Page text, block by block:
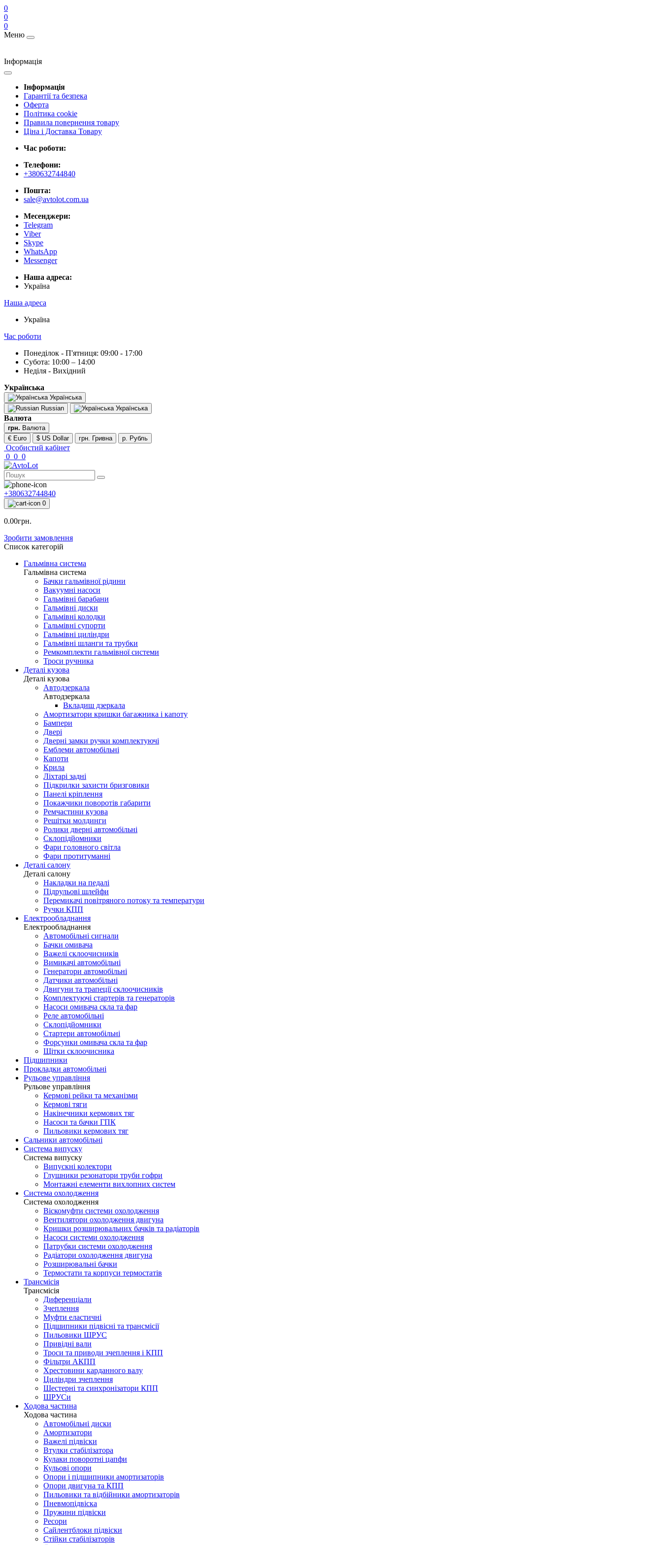
0
0
0
Меню
Інформація
Інформація
Гарантії та безпека
Оферта
Політика cookie
Правила повернення товару
Ціна і Доставка Товару
Час роботи:
Телефони:
+380632744840
Пошта:
sale@avtolot.com.ua
Месенджери:
Telegram
Viber
Skype
WhatsApp
Messenger
Наша адреса:
Українa
Наша адреса
Українa
Час роботи
Понеділок - П'ятниця: 09:00 - 17:00
Субота: 10:00 – 14:00
Неділя - Вихідний
Українська
Українська
Russian
Українська
Валюта
грн. Валюта
€ Euro
$ US Dollar грн. Гривна р. Рубль
Особистий кабінет
0 0 0
+380632744840
0
0.00грн.
Зробити замовлення
Список категорій
Гальмівна система
Гальмівна система
Бачки гальмівної рідини
Вакуумні насоси
Гальмівні барабани
Гальмівні диски
Гальмівні колодки
Гальмівні супорти
Гальмівні циліндри
Гальмівні шланги та трубки
Ремкомплекти гальмівної системи
Троси ручника
Деталі кузова
Деталі кузова
Автодзеркала
Автодзеркала
Вкладиш дзеркала
Амортизатори кришки багажника і капоту
Бампери
Двері
Дверні замки ручки комплектуючі
Емблеми автомобільні
Капоти
Крила
Ліхтарі задні
Підкрилки захисти бризговики
Панелі кріплення
Покажчики поворотів габарити
Ремчастини кузова
Решітки молдинги
Ролики дверні автомобільні
Склопідйомники
Фари головного світла
Фари протитуманні
Деталі салону
Деталі салону
Накладки на педалі
Підрульові шлейфи
Перемикачі повітряного потоку та температури
Ручки КПП
Електрообладнання
Електрообладнання
Автомобільні сигнали
Бачки омивача
Важелі склоочисників
Вимикачі автомобільні
Генератори автомобільні
Датчики автомобільні
Двигуни та трапеції склоочисників
Комплектуючі стартерів та генераторів
Насоси омивача скла та фар
Реле автомобільні
Склопідйомники
Стартери автомобільні
Форсунки омивача скла та фар
Щітки склоочисника
Підшипники
Прокладки автомобільні
Рульове управління
Рульове управління
Кермові рейки та механізми
Кермові тяги
Накінечники кермових тяг
Насоси та бачки ГПК
Пильовики кермових тяг
Сальники автомобільні
Система випуску
Система випуску
Випускні колектори
Глушники резонатори труби гофри
Монтажні елементи вихлопних систем
Система охолодження
Система охолодження
Віскомуфти системи охолодження
Вентилятори охолодження двигуна
Кришки розширювальних бачків та радіаторів
Насоси системи охолодження
Патрубки системи охолодження
Радіатори охолодження двигуна
Розширювальні бачки
Термостати та корпуси термостатів
Трансмісія
Трансмісія
Диференціали
Зчеплення
Муфти еластичні
Підшипники підвісні та трансмісії
Пильовики ШРУС
Привідні вали
Троси та приводи зчеплення і КПП
Фільтри АКПП
Хрестовини карданного валу
Циліндри зчеплення
Шестерні та синхронізатори КПП
ШРУСи
Ходова частина
Ходова частина
Автомобільні диски
Амортизатори
Важелі підвіски
Втулки стабілізатора
Кулаки поворотні цапфи
Кульові опори
Опори і підшипники амортизаторів
Опори двигуна та КПП
Пильовики та відбійники амортизаторів
Пневмопідвіска
Пружини підвіски
Ресори
Сайлентблоки підвіски
Стійки стабілізаторів